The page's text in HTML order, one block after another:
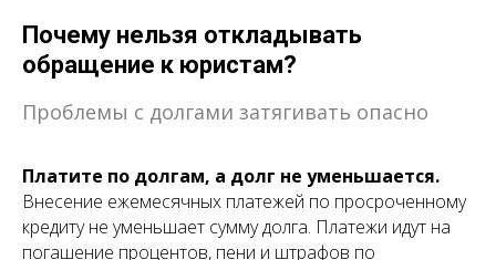
Почему нельзя откладывать
обращение к юристам?
Проблемы с долгами затягивать опасно
Платите по долгам, а долг не уменьшается.
Внесение ежемесячных платежей по просроченному
кредиту не уменьшает сумму долга. Платежи идут на
погашение процентов, пени и штрафов по